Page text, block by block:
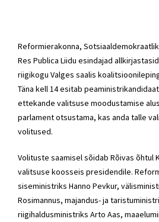
Reformierakonna,
Res Publica Liidu esindajad
riigikogu Valges saalis
Täna kell 14 esitab
ettekande valitsuse moodustamise
parlament otsustama, kas anda talle
volitused.
Volituste saamisel sõidab Rõivas õhtul
valitsuse koosseis presidendile.
siseministriks Hanno Pevkur,
Rosimannus, majandus- ja
riigihaldusministriks Arto Aas,